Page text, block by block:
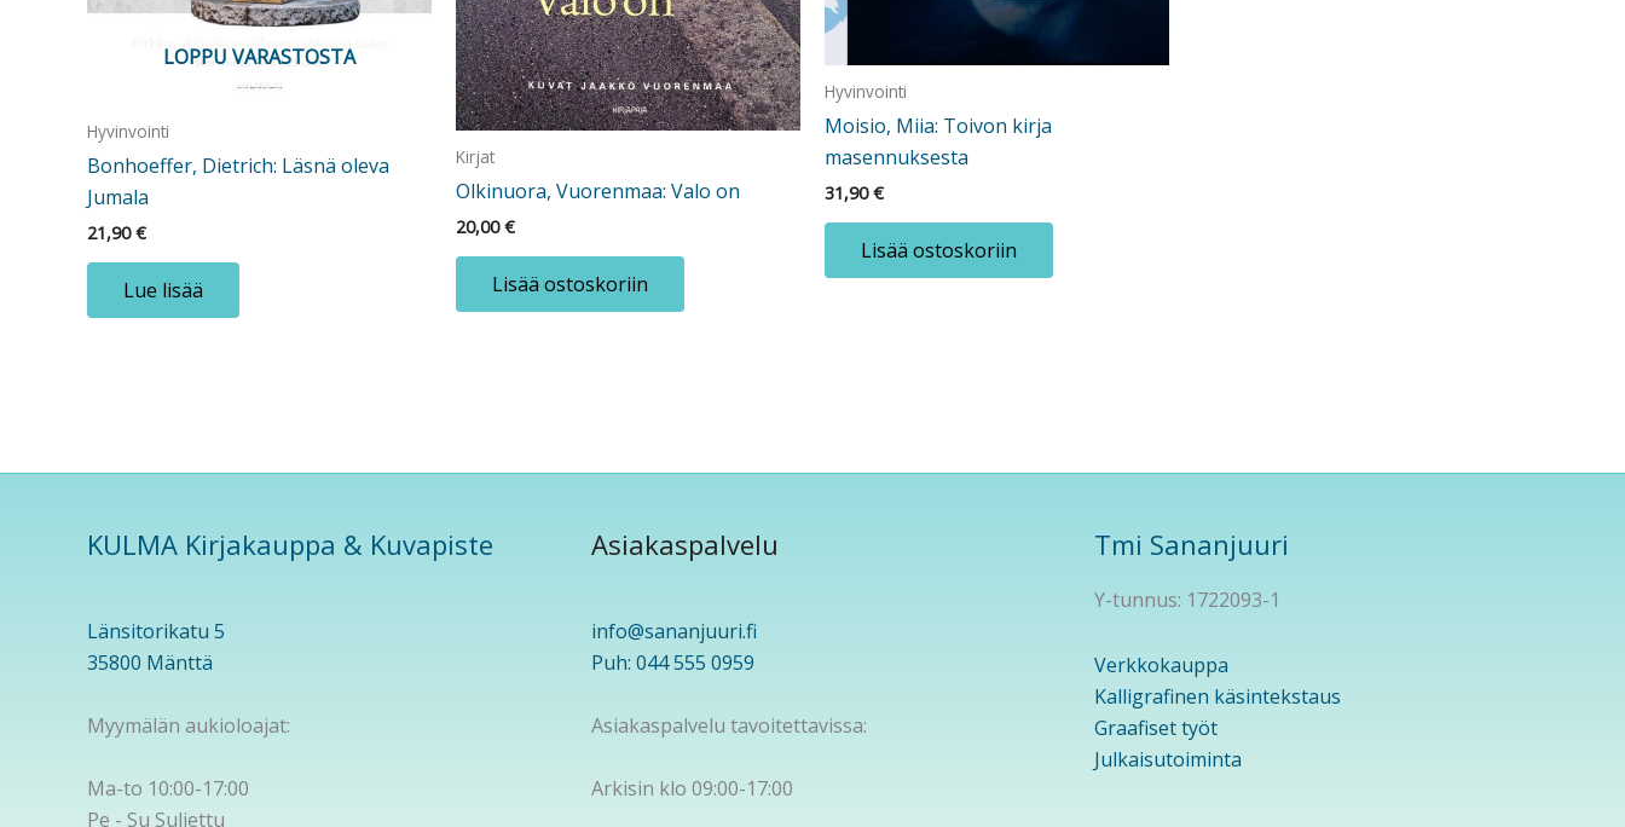
LOPPU VARASTOSTA
Hyvinvointi
Bonhoeffer, Dietrich: Läsnä oleva
Jumala
21,90€
Lue lisää
Kirjat
Olkinuora, Vuorenmaa: Valo on
20,00€
Lisää ostoskoriin
Hyvinvointi
Moisio, Miia: Toivon kirja
masennuksesta
31,90€
Lisää ostoskoriin
KULMA Kirjakauppa & Kuvapiste
Länsitorikatu 5
35800 Mänttä
Myymälän aukioloajat:
Ma-to 10:00-17:00
Pe - Su Suljettu
Asiakaspalvelu
info@sananjuuri.fi
Puh: 044 555 0959
Asiakaspalvelu tavoitettavissa:
Arkisin klo 09:00-17:00
Tmi Sananjuuri
Y-tunnus: 1722093-1
Verkkokauppa
Kalligrafinen käsintekstaus
Graafiset työt
Julkaisutoiminta